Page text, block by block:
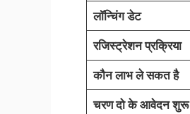
लॉन्चिंग डेट
रजिस्ट्रेशन प्रक्रिया
कौन लाभ ले सकत है
चरण दो के आवेदन शुरू